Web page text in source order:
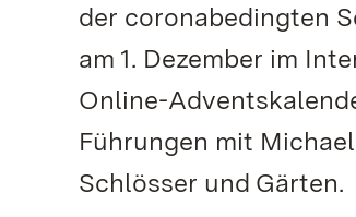
der coronabedingten
am 1. Dezember im
Online-
Führungen mit
Schlösser und Gärten.